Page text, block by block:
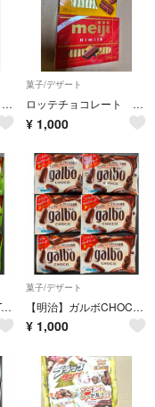
明治 チョコレート お菓子 meiji たけのこの里 きのこの山
菓子/デザート
ロッテチョコレート 明治 チョコレート お菓子 meiji LOTTE ミルクチ
¥ 1,000
【明治】ガルボ MATCHA×6袋
菓子/デザート
【明治】ガルボCHOCO 38g×6袋
¥ 1,000